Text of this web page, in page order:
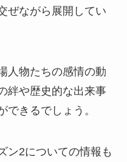
ぜながら展開してい
人物たちの感情の動
絆や歴史的な出来事
できるでしょう。
ン2についての情報も